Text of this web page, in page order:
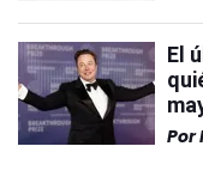
El
Por